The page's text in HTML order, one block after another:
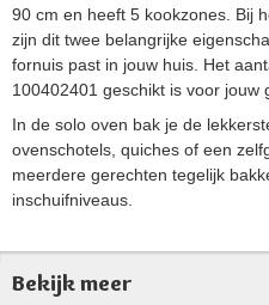
90 cm en heeft 5 kookzones. Bij
zijn dit twee belangrijke
fornuis past in jouw huis. Het
100402401 geschikt is voor jouw
In de solo oven bak je de
ovenschotels, quiches of een
meerdere gerechten tegelijk
inschuifniveaus.
Bekijk meer